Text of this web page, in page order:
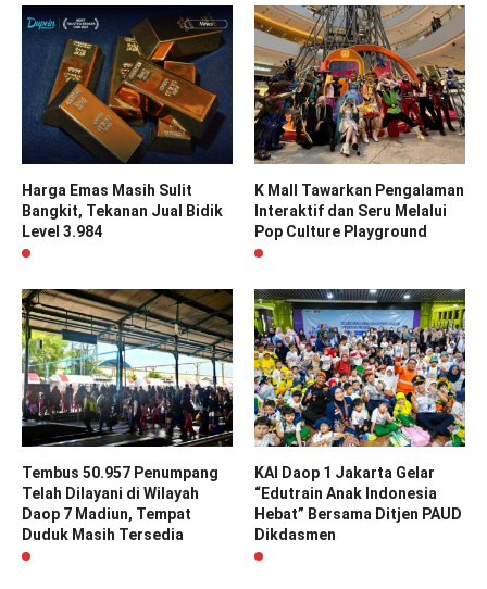
Harga Emas Masih Sulit
Bangkit, Tekanan Jual Bidik
Level 3.984
K Mall Tawarkan Pengalaman
Interaktif dan Seru Melalui
Pop Culture Playground
Tembus 50.957 Penumpang
Telah Dilayani di Wilayah
Daop 7 Madiun, Tempat
Duduk Masih Tersedia
KAI Daop 1 Jakarta Gelar
“Edutrain Anak Indonesia
Hebat” Bersama Ditjen PAUD
Dikdasmen